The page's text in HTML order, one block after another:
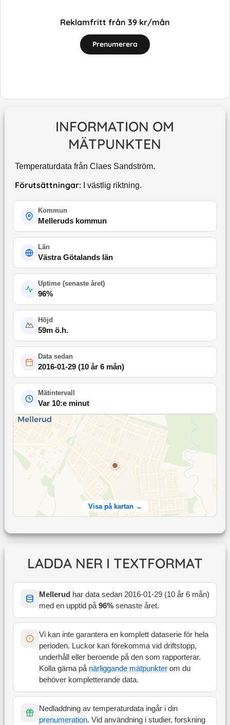
Reklamfritt från 39 kr/mån
Prenumerera
INFORMATION OM
MÄTPUNKTEN
Temperaturdata från Claes Sandström.
Förutsättningar: I västlig riktning.
Kommun
Melleruds kommun
Län
Västra Götalands län
Uptime (senaste året)
96%
Höjd
59m ö.h.
Data sedan
2016-01-29(10 år 6 mån)
Mätintervall
Var 10:e minut
Visa på kartan →
LADDA NER I TEXTFORMAT
Mellerud har data sedan 2016-01-29(10 år 6 mån)
med en upptid på96% senaste året.
Vi kan inte garantera en komplett dataserie för hela
perioden. Luckor kan förekomma vid driftstopp,
underhåll eller beroende på den som rapporterar.
Kolla gärna på närliggande mätpunkterom du
behöver kompletterande data.
Nedladdning av temperaturdata ingår i din
prenumeration. Vid användning i studier, forskning